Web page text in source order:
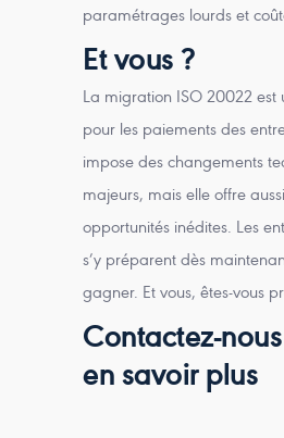
paramétrages lourds et
Et vous ?
La migration ISO 20022 est
pour les paiements des
impose des changements
majeurs, mais elle offre
opportunités inédites. Les
s’y préparent dès
gagner. Et vous, êtes-vous
Contactez-
en savoir plus